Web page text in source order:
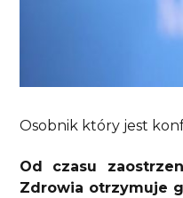
Osobnik który jest
Od czasu
Zdrowia otrzymuje